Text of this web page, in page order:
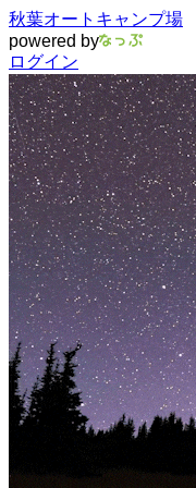
秋葉オートキャンプ場
powered by
ログイン